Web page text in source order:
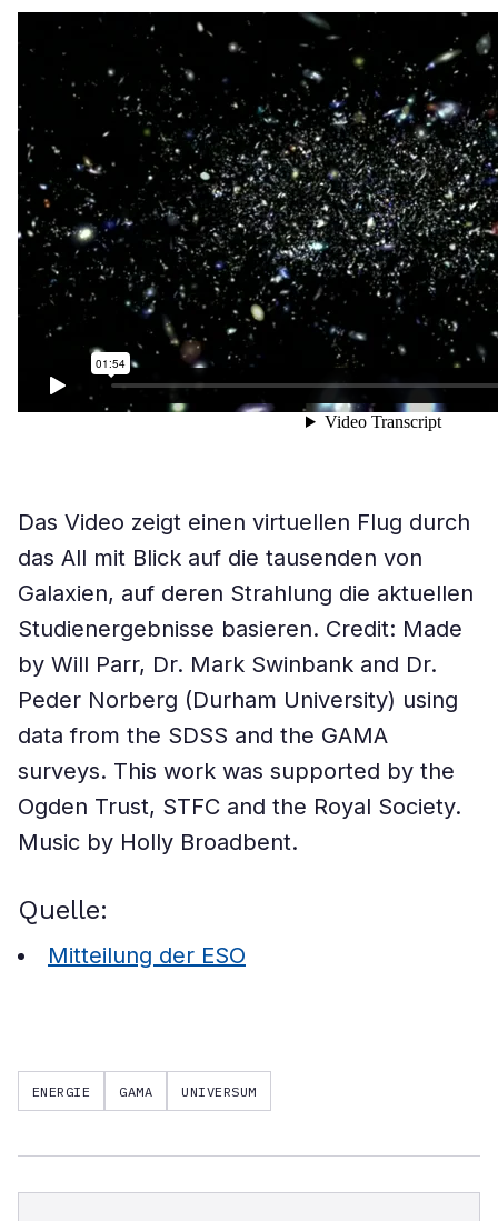
Das Video zeigt einen virtuellen Flug durch
das All mit Blick auf die tausenden von
Galaxien, auf deren Strahlung die aktuellen
Studienergebnisse basieren. Credit: Made
by Will Parr, Dr. Mark Swinbank and Dr.
Peder Norberg (Durham University) using
data from the SDSS and the GAMA
surveys. This work was supported by the
Ogden Trust, STFC and the Royal Society.
Music by Holly Broadbent.
Quelle:
Mitteilung der ESO
ENERGIE GAMA UNIVERSUM